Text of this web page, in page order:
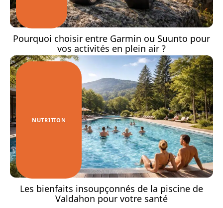
Pourquoi choisir entre Garmin ou Suunto pour
vos activités en plein air ?
NUTRITION
Les bienfaits insoupçonnés de la piscine de
Valdahon pour votre santé